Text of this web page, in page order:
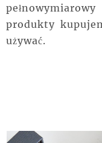
produkty
używać.